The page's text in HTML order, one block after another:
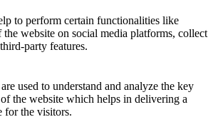
to perform certain functionalities like
the website on social media platforms, collect
party features.
used to understand and analyze the key
the website which helps in delivering a
for the visitors.